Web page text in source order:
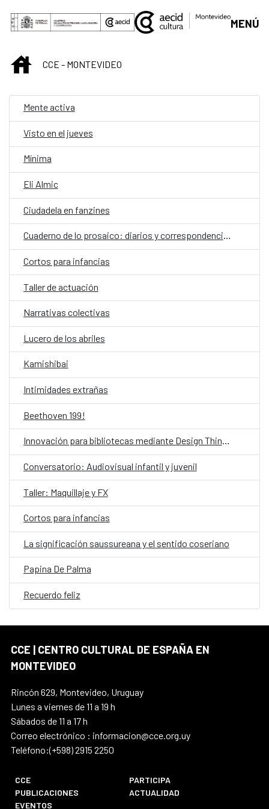
Saltar al contenido principal
MENÚ
INICIOCCE - MONTEVIDEO
Mente activa
Visto en el jueves
Mínima
Eli Almic
Ciudadela en fanzines
Cuaderno de lo prosaico: diarios y correspondencias
Cortos para infancias
Taller de actuación
Narrativas colectivas
Lucero de los abriles
Kamishibai
Intimidades extrañas
Beethoven 199!
Innovación para bibliotecas mediante Design Thinking asistido por IA
Conversatorio: Audiovisual infantil y juvenil
Taller: Maquillaje y FX
Cortos para infancias
La significación saussureana y el sentido coseriano
Papina De Palma
Recuerdo feliz
CCE | CENTRO CULTURAL DE ESPAÑA EN
MONTEVIDEO
Rincón 629, Montevideo, Uruguay
Lunes a viernes de 11 a 19 h
Sábados de 11 a 17 h
Correo electrónico : informacion@cce.org.uy
Teléfono:(+598) 2915 2250
CCE
PARTICIPA
PUBLICACIONES
ACTUALIDAD
EVENTOS